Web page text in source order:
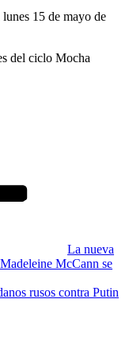
15 de mayo de
La nueva
McCann se
rusos contra Putin